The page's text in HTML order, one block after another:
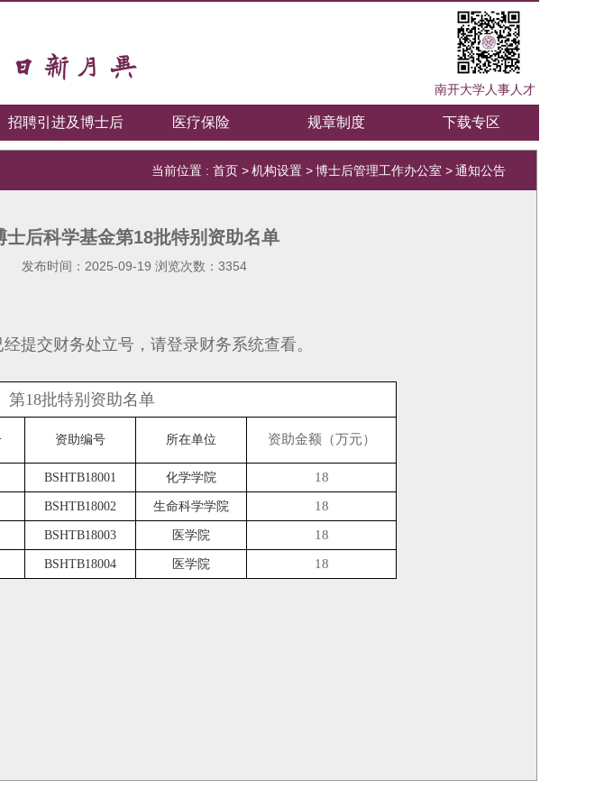
南开大学人事人才
招聘引进及博士后 医疗保险 规章制度 下载专区
当前位置 : 首页 > 机构设置 > 博士后管理工作办公室 > 通知公告
士后科学基金第18批特别资助名单
发布时间：2025-09-19 浏览次数： 3354
提交财务处立号，请登录财务系统查看。
第18批特别资助名单
资助编号 所在单位 资助金额（万元）
BSHTB18001 化学学院 18
BSHTB18002 生命科学学院 18
BSHTB18003 医学院 18
BSHTB18004 医学院 18